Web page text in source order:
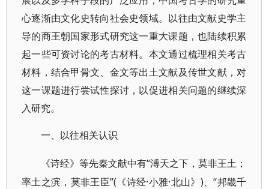
心逐渐由文化史转向社会史领域。以往由文献史学主
导的商王朝国家形式研究这一重大课题，也陆续积累
起一些可资讨论的考古材料。本文通过梳理相关考古
材料，结合甲骨文、金文等出土文献及传世文献，对
这一课题进行尝试性探讨，以促进相关问题的继续深
入研究。
一、以往相关认识
《诗经》等先秦文献中有“溥天之下，莫非王土；
率土之滨，莫非王臣”(《诗经·小雅·北山》)、“邦畿千